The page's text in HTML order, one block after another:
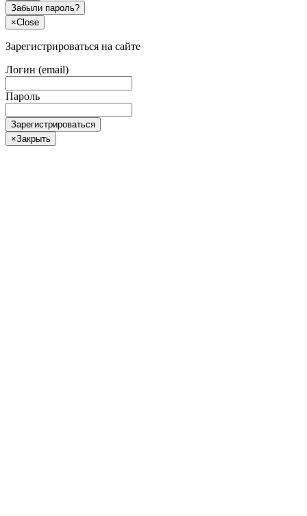
Забыли пароль?
×Close
Зарегистрироваться на сайте
Логин (email)
Пароль
Зарегистрироваться
×Закрыть